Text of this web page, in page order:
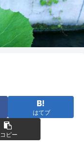
はてブ
コピー